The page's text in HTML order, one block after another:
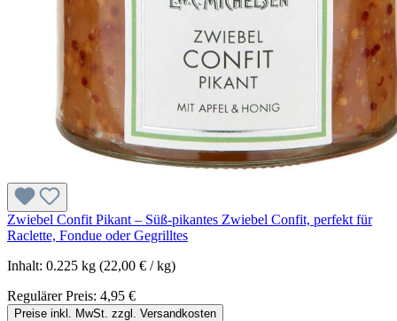
Zwiebel Confit Pikant – Süß-pikantes Zwiebel Confit, perfekt für
Raclette, Fondue oder Gegrilltes
Inhalt: 0.225 kg (22,00 € / kg)
Regulärer Preis: 4,95 €
Preise inkl. MwSt. zzgl. Versandkosten